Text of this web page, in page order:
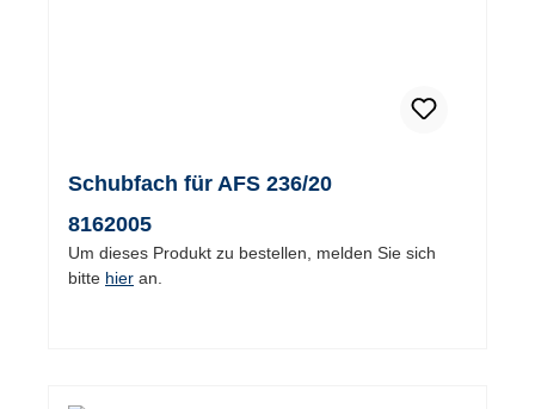
Schubfach für AFS 236/20
8162005
Um dieses Produkt zu bestellen, melden Sie sich
bitte hier an.